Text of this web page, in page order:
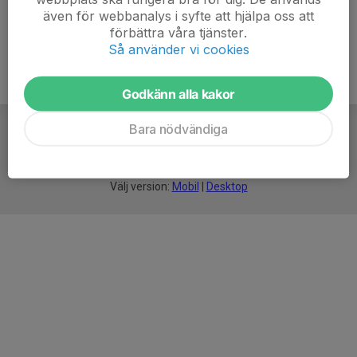
Välj version: Mobil Desktop
även för webbanalys i syfte att hjälpa oss att
förbättra våra tjänster.
Så använder vi cookies
Godkänn alla kakor
Bara nödvändiga